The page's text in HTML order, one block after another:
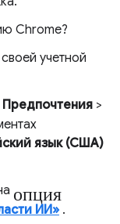
Chrome?
учетной
Предпочтения >
язык (США)
опция
ИИ» .